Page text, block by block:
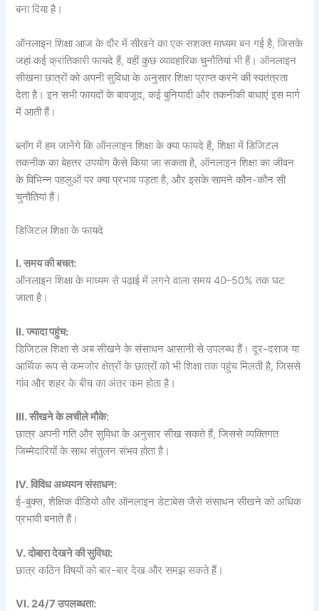
बना दिया है।
ऑनलाइन शिक्षा आज के दौर में सीखने का एक सशक्त माध्यम बन गई है, जिसके
जहां कई क्रांतिकारी फायदे हैं, वहीं कुछ व्यावहारिक चुनौतियां भी हैं। ऑनलाइन
सीखना छात्रों को अपनी सुविधा के अनुसार शिक्षा प्राप्त करने की स्वतंत्रता
देता है। इन सभी फायदों के बावजूद, कई बुनियादी और तकनीकी बाधाएं इस मार्ग
में आती हैं।
ब्लॉग में हम जानेंगे कि ऑनलाइन शिक्षा के क्या फायदे हैं, शिक्षा में डिजिटल
तकनीक का बेहतर उपयोग कैसे किया जा सकता है, ऑनलाइन शिक्षा का जीवन
के विभिन्न पहलुओं पर क्या प्रभाव पड़ता है, और इसके सामने कौन-कौन सी
चुनौतियां हैं।
डिजिटल शिक्षा के फायदे
I. समय की बचत:
ऑनलाइन शिक्षा के माध्यम से पढ़ाई में लगने वाला समय 40–50% तक घट
जाता है।
II. ज्यादा पहुंच:
डिजिटल शिक्षा से अब सीखने के संसाधन आसानी से उपलब्ध हैं। दूर-दराज या
आर्थिक रूप से कमजोर क्षेत्रों के छात्रों को भी शिक्षा तक पहुंच मिलती है, जिससे
गांव और शहर के बीच का अंतर कम होता है।
III. सीखने के लचीले मौके:
छात्र अपनी गति और सुविधा के अनुसार सीख सकते हैं, जिससे व्यक्तिगत
जिम्मेदारियों के साथ संतुलन संभव होता है।
IV. विविध अध्ययन संसाधन:
ई-बुक्स, शैक्षिक वीडियो और ऑनलाइन डेटाबेस जैसे संसाधन सीखने को अधिक
प्रभावी बनाते हैं।
V. दोबारा देखने की सुविधा:
छात्र कठिन विषयों को बार-बार देख और समझ सकते हैं।
VI. 24/7 उपलब्धता: